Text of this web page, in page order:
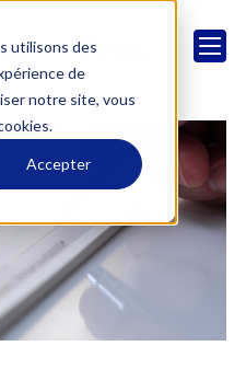
utilisons des
de
notre site, vous
Accepter